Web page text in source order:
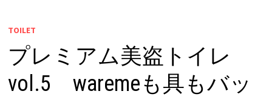
TOILET
プレミアム美盗トイレ
vol.5 waremeも具もバッ